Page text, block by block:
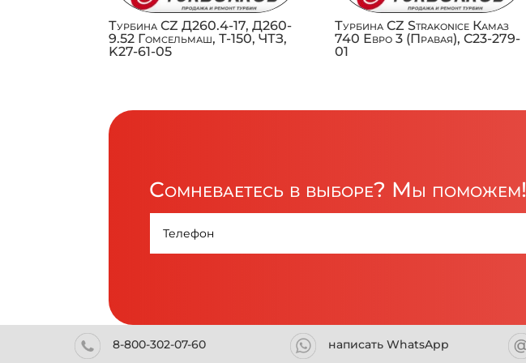
Турбина CZ Д260.4-17, Д260-
9.52 Гомсельмаш, Т-150, ЧТЗ,
K27-61-05
Турбина CZ Strakonice Камаз
740 Евро 3 (Правая), C23-279-
01
Сомневаетесь в выборе? Мы поможем!
8-800-302-07-60 написать WhatsApp